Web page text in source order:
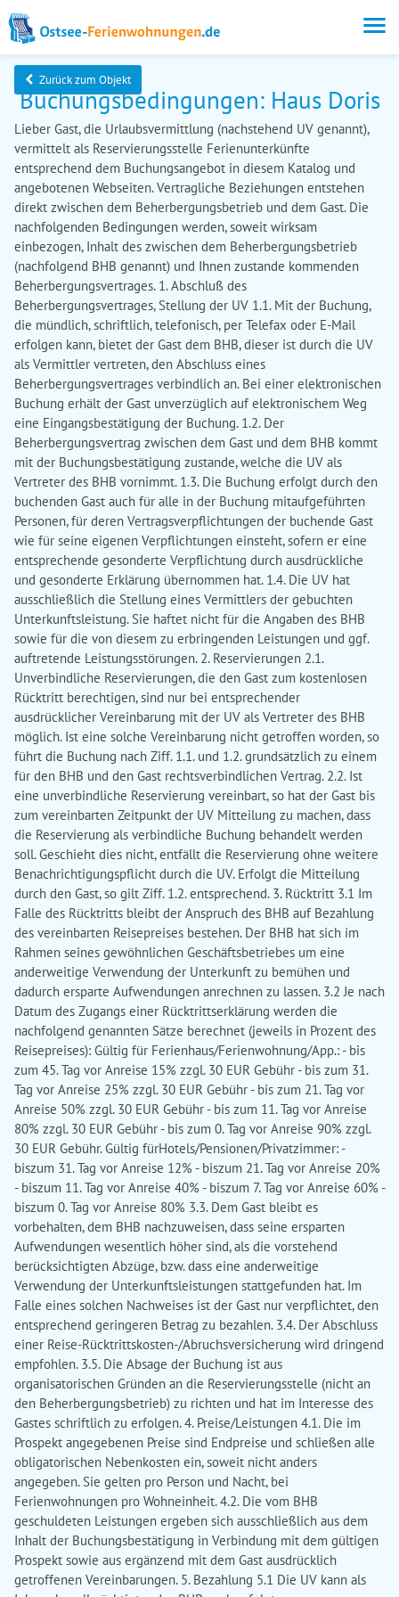
Zurück zum Objekt
Buchungsbedingungen: Haus Doris
Lieber Gast, die Urlaubsvermittlung (nachstehend UV genannt),
vermittelt als Reservierungsstelle Ferienunterkünfte
entsprechend dem Buchungsangebot in diesem Katalog und
angebotenen Webseiten. Vertragliche Beziehungen entstehen
direkt zwischen dem Beherbergungsbetrieb und dem Gast. Die
nachfolgenden Bedingungen werden, soweit wirksam
einbezogen, Inhalt des zwischen dem Beherbergungsbetrieb
(nachfolgend BHB genannt) und Ihnen zustande kommenden
Beherbergungsvertrages. 1. Abschluß des
Beherbergungsvertrages, Stellung der UV 1.1. Mit der Buchung,
die mündlich, schriftlich, telefonisch, per Telefax oder E-Mail
erfolgen kann, bietet der Gast dem BHB, dieser ist durch die UV
als Vermittler vertreten, den Abschluss eines
Beherbergungsvertrages verbindlich an. Bei einer elektronischen
Buchung erhält der Gast unverzüglich auf elektronischem Weg
eine Eingangsbestätigung der Buchung. 1.2. Der
Beherbergungsvertrag zwischen dem Gast und dem BHB kommt
mit der Buchungsbestätigung zustande, welche die UV als
Vertreter des BHB vornimmt. 1.3. Die Buchung erfolgt durch den
buchenden Gast auch für alle in der Buchung mitaufgeführten
Personen, für deren Vertragsverpflichtungen der buchende Gast
wie für seine eigenen Verpflichtungen einsteht, sofern er eine
entsprechende gesonderte Verpflichtung durch ausdrückliche
und gesonderte Erklärung übernommen hat. 1.4. Die UV hat
ausschließlich die Stellung eines Vermittlers der gebuchten
Unterkunftsleistung. Sie haftet nicht für die Angaben des BHB
sowie für die von diesem zu erbringenden Leistungen und ggf.
auftretende Leistungsstörungen. 2. Reservierungen 2.1.
Unverbindliche Reservierungen, die den Gast zum kostenlosen
Rücktritt berechtigen, sind nur bei entsprechender
ausdrücklicher Vereinbarung mit der UV als Vertreter des BHB
möglich. Ist eine solche Vereinbarung nicht getroffen worden, so
führt die Buchung nach Ziff. 1.1. und 1.2. grundsätzlich zu einem
für den BHB und den Gast rechtsverbindlichen Vertrag. 2.2. Ist
eine unverbindliche Reservierung vereinbart, so hat der Gast bis
zum vereinbarten Zeitpunkt der UV Mitteilung zu machen, dass
die Reservierung als verbindliche Buchung behandelt werden
soll. Geschieht dies nicht, entfällt die Reservierung ohne weitere
Benachrichtigungspflicht durch die UV. Erfolgt die Mitteilung
durch den Gast, so gilt Ziff. 1.2. entsprechend. 3. Rücktritt 3.1 Im
Falle des Rücktritts bleibt der Anspruch des BHB auf Bezahlung
des vereinbarten Reisepreises bestehen. Der BHB hat sich im
Rahmen seines gewöhnlichen Geschäftsbetriebes um eine
anderweitige Verwendung der Unterkunft zu bemühen und
dadurch ersparte Aufwendungen anrechnen zu lassen. 3.2 Je nach
Datum des Zugangs einer Rücktrittserklärung werden die
nachfolgend genannten Sätze berechnet (jeweils in Prozent des
Reisepreises): Gültig für Ferienhaus/Ferienwohnung/App.: - bis
zum 45. Tag vor Anreise 15% zzgl. 30 EUR Gebühr - bis zum 31.
Tag vor Anreise 25% zzgl. 30 EUR Gebühr - bis zum 21. Tag vor
Anreise 50% zzgl. 30 EUR Gebühr - bis zum 11. Tag vor Anreise
80% zzgl. 30 EUR Gebühr - bis zum 0. Tag vor Anreise 90% zzgl.
30 EUR Gebühr. Gültig fürHotels/Pensionen/Privatzimmer: -
biszum 31. Tag vor Anreise 12% - biszum 21. Tag vor Anreise 20%
- biszum 11. Tag vor Anreise 40% - biszum 7. Tag vor Anreise 60% -
biszum 0. Tag vor Anreise 80% 3.3. Dem Gast bleibt es
vorbehalten, dem BHB nachzuweisen, dass seine ersparten
Aufwendungen wesentlich höher sind, als die vorstehend
berücksichtigten Abzüge, bzw. dass eine anderweitige
Verwendung der Unterkunftsleistungen stattgefunden hat. Im
Falle eines solchen Nachweises ist der Gast nur verpflichtet, den
entsprechend geringeren Betrag zu bezahlen. 3.4. Der Abschluss
einer Reise-Rücktrittskosten-/Abruchsversicherung wird dringend
empfohlen. 3.5. Die Absage der Buchung ist aus
organisatorischen Gründen an die Reservierungsstelle (nicht an
den Beherbergungsbetrieb) zu richten und hat im Interesse des
Gastes schriftlich zu erfolgen. 4. Preise/Leistungen 4.1. Die im
Prospekt angegebenen Preise sind Endpreise und schließen alle
obligatorischen Nebenkosten ein, soweit nicht anders
angegeben. Sie gelten pro Person und Nacht, bei
Ferienwohnungen pro Wohneinheit. 4.2. Die vom BHB
geschuldeten Leistungen ergeben sich ausschließlich aus dem
Inhalt der Buchungsbestätigung in Verbindung mit dem gültigen
Prospekt sowie aus ergänzend mit dem Gast ausdrücklich
getroffenen Vereinbarungen. 5. Bezahlung 5.1 Die UV kann als